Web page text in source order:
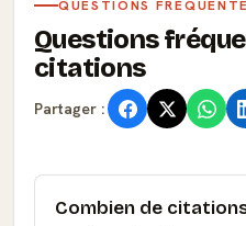
QUESTIONS
Questions
citations
Partager :
Combien de